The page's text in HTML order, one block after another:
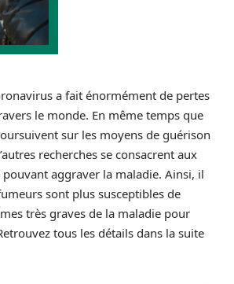
a fait énormément de pertes
le monde. En même temps que
sur les moyens de guérison
recherches se consacrent aux
aggraver la maladie. Ainsi, il
sont plus susceptibles de
très graves de la maladie pour
tous les détails dans la suite